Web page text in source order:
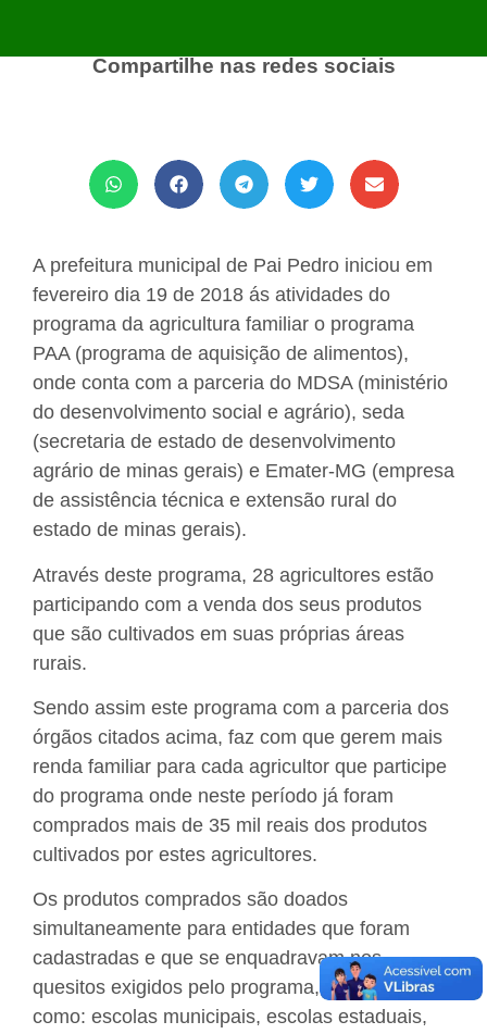
Compartilhe nas redes sociais
A prefeitura municipal de Pai Pedro iniciou em
fevereiro dia 19 de 2018 ás atividades do
programa da agricultura familiar o programa
PAA (programa de aquisição de alimentos),
onde conta com a parceria do MDSA (ministério
do desenvolvimento social e agrário), seda
(secretaria de estado de desenvolvimento
agrário de minas gerais) e Emater-MG (empresa
de assistência técnica e extensão rural do
estado de minas gerais).
Através deste programa, 28 agricultores estão
participando com a venda dos seus produtos
que são cultivados em suas próprias áreas
rurais.
Sendo assim este programa com a parceria dos
órgãos citados acima, faz com que gerem mais
renda familiar para cada agricultor que participe
do programa onde neste período já foram
comprados mais de 35 mil reais dos produtos
cultivados por estes agricultores.
Os produtos comprados são doados
simultaneamente para entidades que foram
cadastradas e que se enquadravam nos
quesitos exigidos pelo programa, entidades
como: escolas municipais, escolas estaduais,